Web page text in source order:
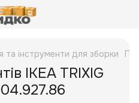
та інструменти для зборки
IKEA TRIXIG